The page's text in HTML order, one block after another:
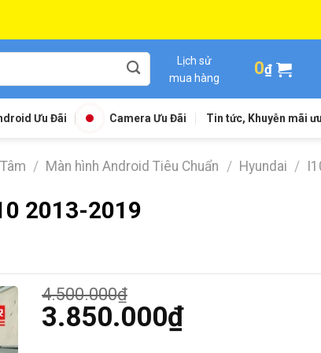
Lịch sử
mua hàng
0₫
Ưu Đãi Camera Ưu Đãi Tin tức, Khuyễn mãi
/ Màn hình Android Tiêu Chuẩn / Hyundai /
2013-2019
4.500.000₫
Giá
gốc
3.850.000₫